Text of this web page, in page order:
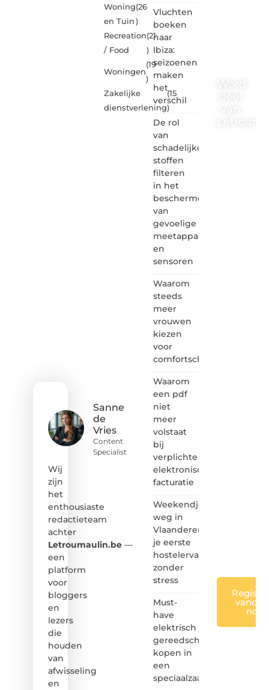
Sanne
de
Vries
Content
Specialist
Wij
zijn
het
enthousiaste
redactieteam
achter
Letroumaulin.be—
een
platform
voor
bloggers
en
lezers
die
houden
van
afwisseling
en
Woning
en Tuin
(26
)
Recreation
/ Food
(21
)
Woningen
(19
)
Zakelijke
dienstverlening
(15
)
Vluchten
boeken
naar
Ibiza:
seizoenen
maken
het
verschil
De rol
van
schadelijke
stoffen
filteren
in het
beschermen
van
gevoelige
meetapparatuur
en
sensoren
Waarom
steeds
meer
vrouwen
kiezen
voor
comfortschoenen
Waarom
een pdf
niet
meer
volstaat
bij
verplichte
elektronische
facturatie
Weekendje
weg in
Vlaanderen:
je eerste
hostelervaring
zonder
stress
Must-
have
elektrisch
gereedschap
kopen in
een
speciaalzaak
nog